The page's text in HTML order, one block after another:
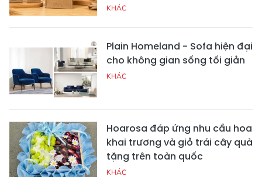
KHÁC
Plain Homeland - Sofa hiện đại
cho không gian sống tối giản
KHÁC
Hoarosa đáp ứng nhu cầu hoa
khai trương và giỏ trái cây quà
tặng trên toàn quốc
KHÁC